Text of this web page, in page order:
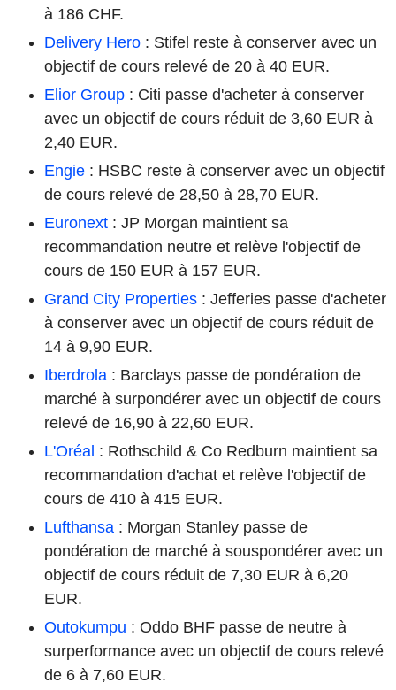
à 186 CHF.
Delivery Hero : Stifel reste à conserver avec un
objectif de cours relevé de 20 à 40 EUR.
Elior Group : Citi passe d'acheter à conserver
avec un objectif de cours réduit de 3,60 EUR à
2,40 EUR.
Engie : HSBC reste à conserver avec un objectif
de cours relevé de 28,50 à 28,70 EUR.
Euronext : JP Morgan maintient sa
recommandation neutre et relève l'objectif de
cours de 150 EUR à 157 EUR.
Grand City Properties : Jefferies passe d'acheter
à conserver avec un objectif de cours réduit de
14 à 9,90 EUR.
Iberdrola : Barclays passe de pondération de
marché à surpondérer avec un objectif de cours
relevé de 16,90 à 22,60 EUR.
L'Oréal : Rothschild & Co Redburn maintient sa
recommandation d'achat et relève l'objectif de
cours de 410 à 415 EUR.
Lufthansa : Morgan Stanley passe de
pondération de marché à souspondérer avec un
objectif de cours réduit de 7,30 EUR à 6,20
EUR.
Outokumpu : Oddo BHF passe de neutre à
surperformance avec un objectif de cours relevé
de 6 à 7,60 EUR.